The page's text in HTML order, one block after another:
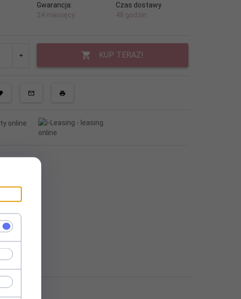
Gwarancja:
24 miesięcy
Czas dostawy
48 godzin
KUP TERAZ!